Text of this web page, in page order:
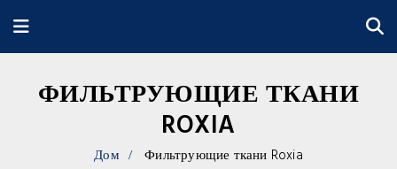
ФИЛЬТРУЮЩИЕ ТКАНИ
ROXIA
Дом Фильтрующие ткани Roxia